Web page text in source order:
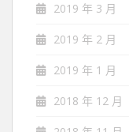
2019 年 3 月
2019 年 2 月
2019 年 1 月
2018 年 12 月